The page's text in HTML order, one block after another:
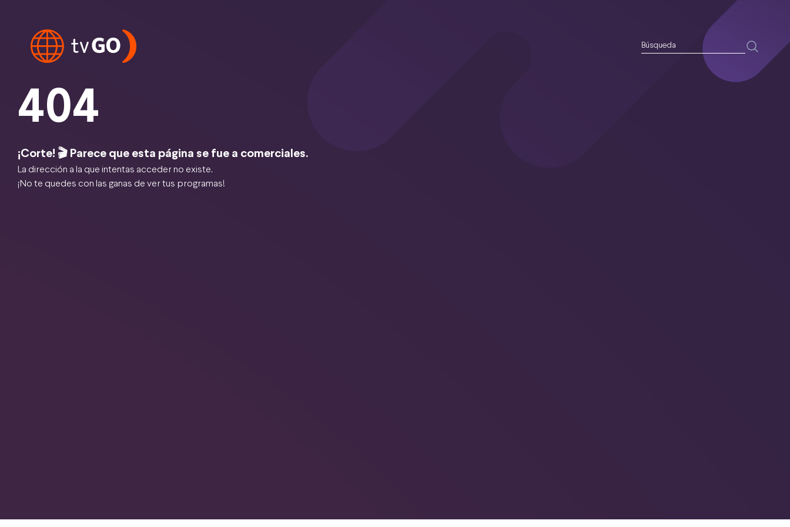
404
¡Corte! 🎬 Parece que esta página se fue a comerciales.
La dirección a la que intentas acceder no existe.
¡No te quedes con las ganas de ver tus programas!